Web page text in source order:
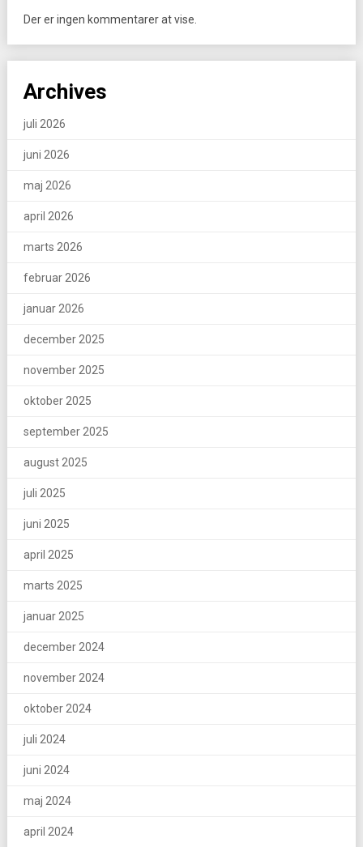
Der er ingen kommentarer at vise.
Archives
juli 2026
juni 2026
maj 2026
april 2026
marts 2026
februar 2026
januar 2026
december 2025
november 2025
oktober 2025
september 2025
august 2025
juli 2025
juni 2025
april 2025
marts 2025
januar 2025
december 2024
november 2024
oktober 2024
juli 2024
juni 2024
maj 2024
april 2024